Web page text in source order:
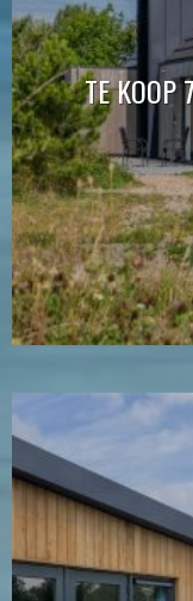
TE KOOP